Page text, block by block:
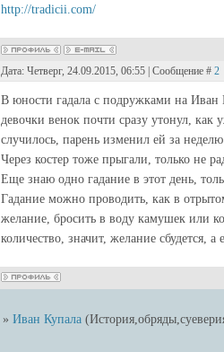
http://tradicii.com/
Дата: Четверг, 24.09.2015, 06:55 | Сообщение # 2
В юности гадала с подружками на Иван
девочки венок почти сразу утонул,
случилось, парень изменил ей за
Через костер тоже прыгали, только не
Еще знаю одно гадание в этот день,
Гадание можно проводить, как в
желание, бросить в воду камушек или
количество, значит, желание сбудется, а
» Иван Купала